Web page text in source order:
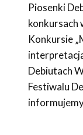
Piosenki
konkursach
Konkursie
Debiutach
Festiwalu